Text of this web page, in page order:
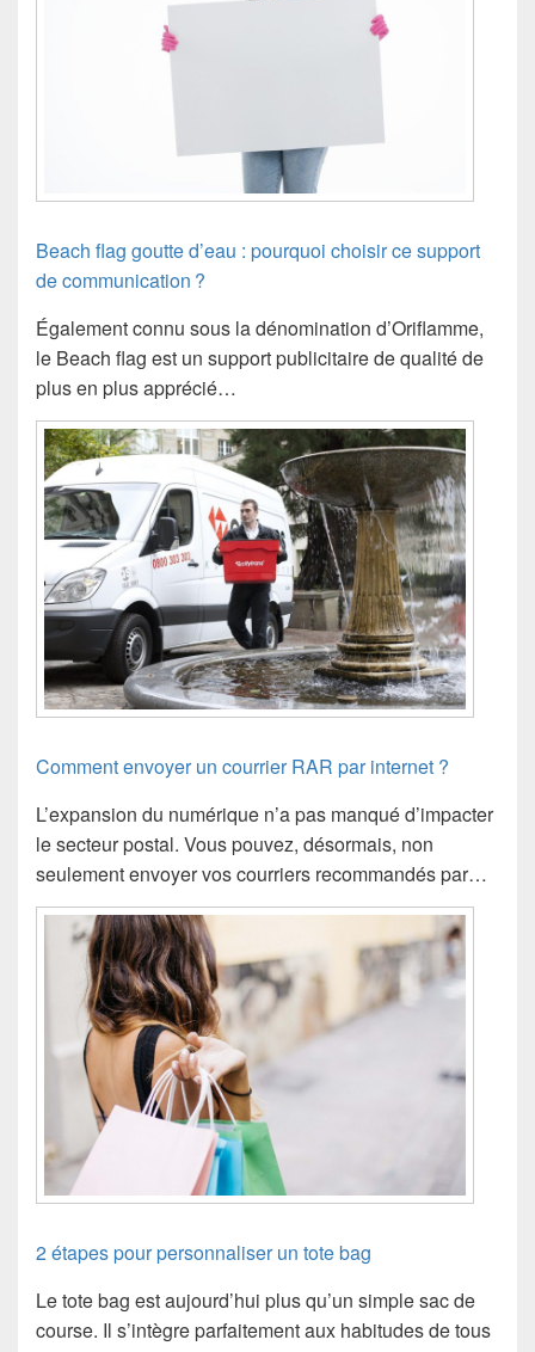
Beach flag goutte d’eau : pourquoi choisir ce support
de communication ?
Également connu sous la dénomination d’Oriflamme,
le Beach flag est un support publicitaire de qualité de
plus en plus apprécié…
Comment envoyer un courrier RAR par internet ?
L’expansion du numérique n’a pas manqué d’impacter
le secteur postal. Vous pouvez, désormais, non
seulement envoyer vos courriers recommandés par…
2 étapes pour personnaliser un tote bag
Le tote bag est aujourd’hui plus qu’un simple sac de
course. Il s’intègre parfaitement aux habitudes de tous